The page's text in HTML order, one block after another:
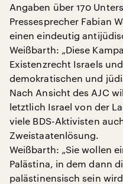
Angaben über 170
Pressesprecher Fabian
einen eindeutig
Weißbarth: „Diese
Existenzrecht Israels
demokratischen und
Nach Ansicht des AJC
letztlich Israel von der
viele BDS-Aktivisten
Zweistaatenlösung.
Weißbarth: „Sie wollen
Palästina, in dem dann
palästinensisch sein